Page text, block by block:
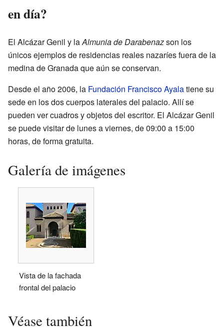
en día?
El Alcázar Genil y laAlmunia de Darabenazson los
únicos ejemplos de residencias reales nazaríes fuera de la
medina de Granada que aún se conservan.
Desde el año 2006, la Fundación Francisco Ayalatiene su
sede en los dos cuerpos laterales del palacio. Allí se
pueden ver cuadros y objetos del escritor. El Alcázar Genil
se puede visitar de lunes a viernes, de 09:00 a 15:00
horas, de forma gratuita.
Galería de imágenes
Vista de la fachada
frontal del palacio
Véase también